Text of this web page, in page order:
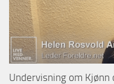
Undervisning om Kjønn